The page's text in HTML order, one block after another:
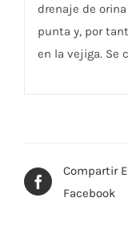
drenaje de
punta y, por
en la vejiga. Se
Compartir
Facebook